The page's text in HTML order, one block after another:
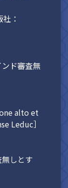
：
ド審査無
alto et
Leduc］
しとす